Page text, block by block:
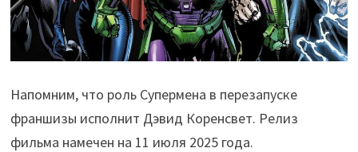
Напомним, что роль Супермена в перезапуске
франшизы исполнит Дэвид Коренсвет. Релиз
фильма намечен на 11 июля 2025 года.